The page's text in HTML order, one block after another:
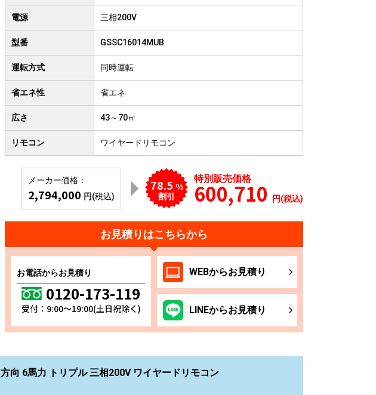
電源 三相200V
型番 GSSC16014MUB
運転方式 同時運転
省エネ性 省エネ
広さ 43～70㎡
リモコン ワイヤードリモコン
メーカー価格：
2,794,000 円(税込)
78.5 %
割引
特別販売価格
600,710 円(税込)
お見積りはこちらから
お電話からお見積り
0120-173-119
受付：9:00～19:00(土日祝除く)
WEBからお見積り
LINEからお見積り
向 6馬力 トリプル 三相200V ワイヤードリモコン